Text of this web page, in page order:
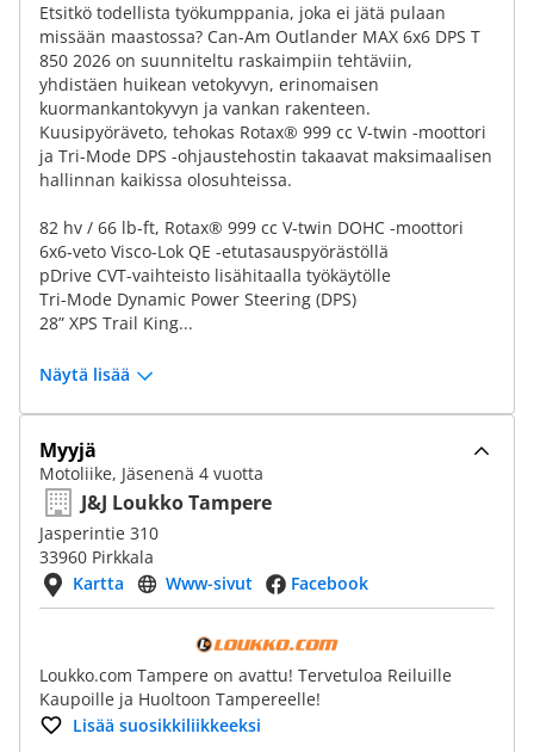
Etsitkö todellista työkumppania, joka ei jätä pulaan
missään maastossa? Can-Am Outlander MAX 6x6 DPS T
850 2026 on suunniteltu raskaimpiin tehtäviin,
yhdistäen huikean vetokyvyn, erinomaisen
kuormankantokyvyn ja vankan rakenteen.
Kuusipyöräveto, tehokas Rotax® 999 cc V-twin -moottori
ja Tri-Mode DPS -ohjaustehostin takaavat maksimaalisen
hallinnan kaikissa olosuhteissa.
82 hv / 66 lb-ft, Rotax® 999 cc V-twin DOHC -moottori
6x6-veto Visco-Lok QE -etutasauspyörästöllä
pDrive CVT-vaihteisto lisähitaalla työkäytölle
Tri-Mode Dynamic Power Steering (DPS)
28” XPS Trail King...
Näytä lisää
Myyjä
Motoliike, Jäsenenä 4 vuotta
J&J Loukko Tampere
Jasperintie 310
33960 Pirkkala
Kartta
Www-sivut Facebook
Loukko.com Tampere on avattu! Tervetuloa Reiluille
Kaupoille ja Huoltoon Tampereelle!
Lisää suosikkiliikkeeksi